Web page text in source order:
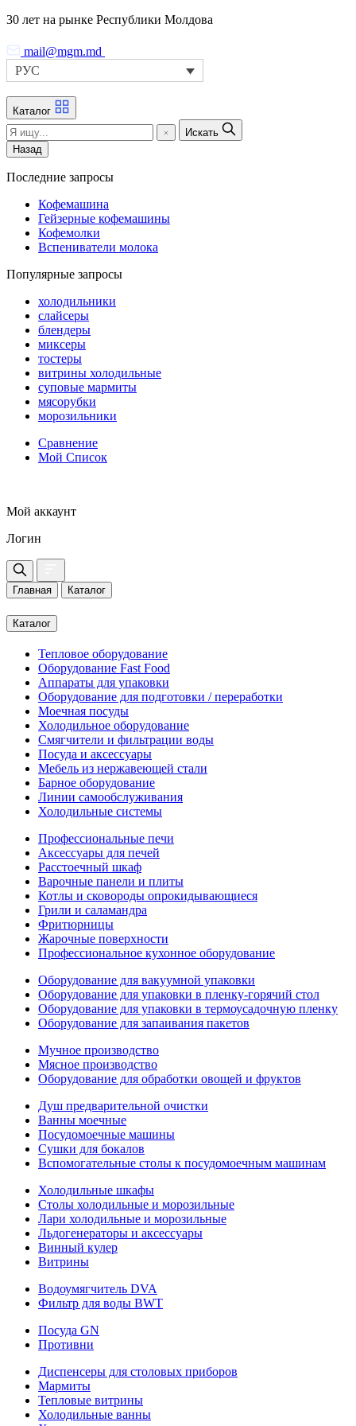
Skip
the
content
30 лет на рынке Республики Молдова
mail@mgm.md
РУС
Каталог
Искать
Назад
Последние запросы
Кофемашина
Гейзерные кофемашины
Кофемолки
Вспениватели молока
Популярные запросы
холодильники
слайсеры
блендеры
миксеры
тостеры
витрины холодильные
суповые мармиты
мясорубки
морозильники
Сравнение
Мой Список
Мой аккаунт
Логин
Главная Каталог
Каталог
Тепловое оборудование
Оборудование Fast Food
Аппараты для упаковки
Оборудование для подготовки / переработки
Моечная посуды
Холодильное оборудование
Смягчители и фильтрации воды
Посуда и аксессуары
Мебель из нержавеющей стали
Барное оборудование
Линии самообслуживания
Холодильные системы
Профессиональные печи
Аксессуары для печей
Расстоечный шкаф
Варочные панели и плиты
Котлы и сковороды опрокидывающиеся
Грили и саламандра
Фритюрницы
Жарочные поверхности
Профессиональное кухонное оборудование
Оборудование для вакуумной упаковки
Оборудование для упаковки в пленку-горячий стол
Оборудование для упаковки в термоусадочную пленку
Оборудование для запаивания пакетов
Мучное производство
Мясное производство
Оборудование для обработки овощей и фруктов
Душ предварительной очистки
Ванны моечные
Посудомоечные машины
Сушки для бокалов
Вспомогательные столы к посудомоечным машинам
Холодильные шкафы
Столы холодильные и морозильные
Лари холодильные и морозильные
Льдогенераторы и аксессуары
Винный кулер
Витрины
Водоумягчитель DVA
Фильтр для воды BWT
Посуда GN
Противни
Диспенсеры для столовых приборов
Мармиты
Тепловые витрины
Холодильные ванны